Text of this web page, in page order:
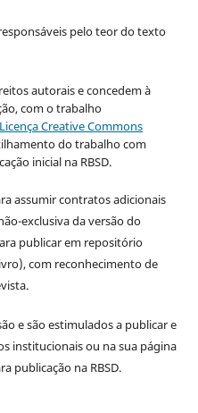
pelo teor do texto
autorais e concedem à
com o trabalho
Licença Creative Commons
do trabalho com
inicial na RBSD.
assumir contratos adicionais
exclusiva da versão do
publicar em repositório
com reconhecimento de
e são estimulados a publicar e
institucionais ou na sua página
publicação na RBSD.